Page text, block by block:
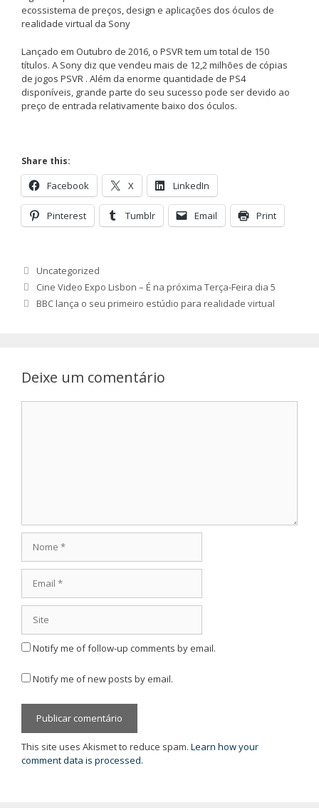
ecossistema de preços, design e aplicações dos óculos de
realidade virtual da Sony
Lançado em Outubro de 2016, o PSVR tem um total de 150
títulos. A Sony diz que vendeu mais de 12,2 milhões de cópias
de jogos PSVR . Além da enorme quantidade de PS4
disponíveis, grande parte do seu sucesso pode ser devido ao
preço de entrada relativamente baixo dos óculos.
Share this:
Facebook X LinkedIn
Pinterest Tumblr Email Print
Categorias
Uncategorized
Cine Video Expo Lisbon – É na próxima Terça-Feira dia 5
BBC lança o seu primeiro estúdio para realidade virtual
Deixe um comentário
Notify me of follow-up comments by email.
Notify me of new posts by email.
This site uses Akismet to reduce spam. Learn how your
comment data is processed.